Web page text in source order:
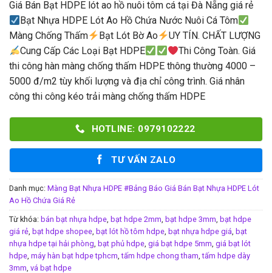
Giá Bán Bạt HDPE lót ao hồ nuôi tôm cá tại Đà Nẵng giá rẻ
Bạt Nhựa HDPE Lót Ao Hồ Chứa Nước Nuôi Cá Tôm
Màng Chống Thấm
Bạt Lót Bờ Ao
UY TÍN. CHẤT LƯỢNG
Cung Cấp Các Loại Bạt HDPE
Thi Công Toàn. Giá
thi công hàn màng chống thấm HDPE thông thường 4000 –
5000 đ/m2 tùy khối lượng và địa chỉ công trình. Giá nhân
công thi công kéo trải màng chống thấm HDPE
HOTLINE: 0979102222
TƯ VẤN ZALO
Danh mục: Màng Bạt Nhựa HDPE #Bảng Báo Giá Bán Bạt Nhựa HDPE Lót
Ao Hồ Chứa Giá Rẻ
Từ khóa: bán bạt nhựa hdpe, bạt hdpe 2mm, bạt hdpe 3mm, bạt hdpe
giá rẻ, bạt hdpe shopee, bạt lót hồ tôm hdpe, bạt nhựa hdpe giá, bạt
nhựa hdpe tại hải phòng, bạt phủ hdpe, giá bạt hdpe 5mm, giá bạt lót
hdpe, máy hàn bạt hdpe tphcm,tấm hdpe chong tham,tấm hdpe dày
3mm, vá bạt hdpe